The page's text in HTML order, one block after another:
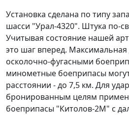
Установка сделана по типу
шасси "Урал-4320". Штука по-
Учитывая состояние нашей
это шаг вперед.
осколочно-фугасными
минометные боеприпасы
расстоянии - до 7,5 км. Для
бронированным целям
боеприпасы "Китолов-2М" с